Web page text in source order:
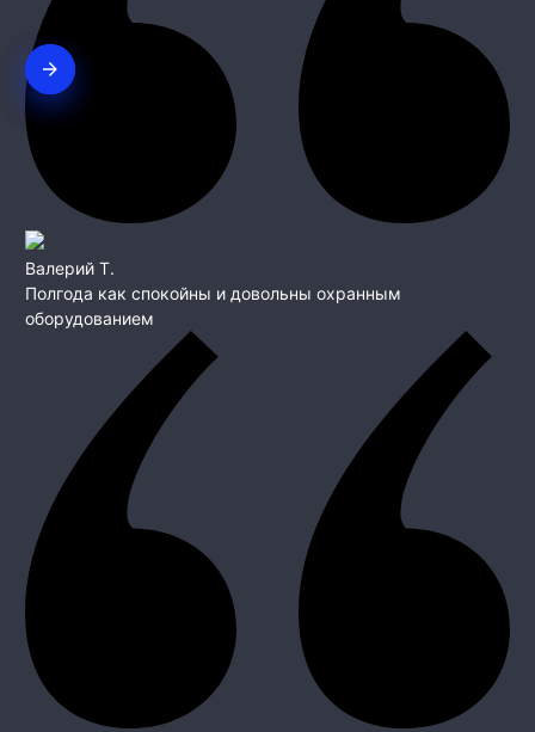
Валерий Т.
Полгода как спокойны и довольны охранным
оборудованием